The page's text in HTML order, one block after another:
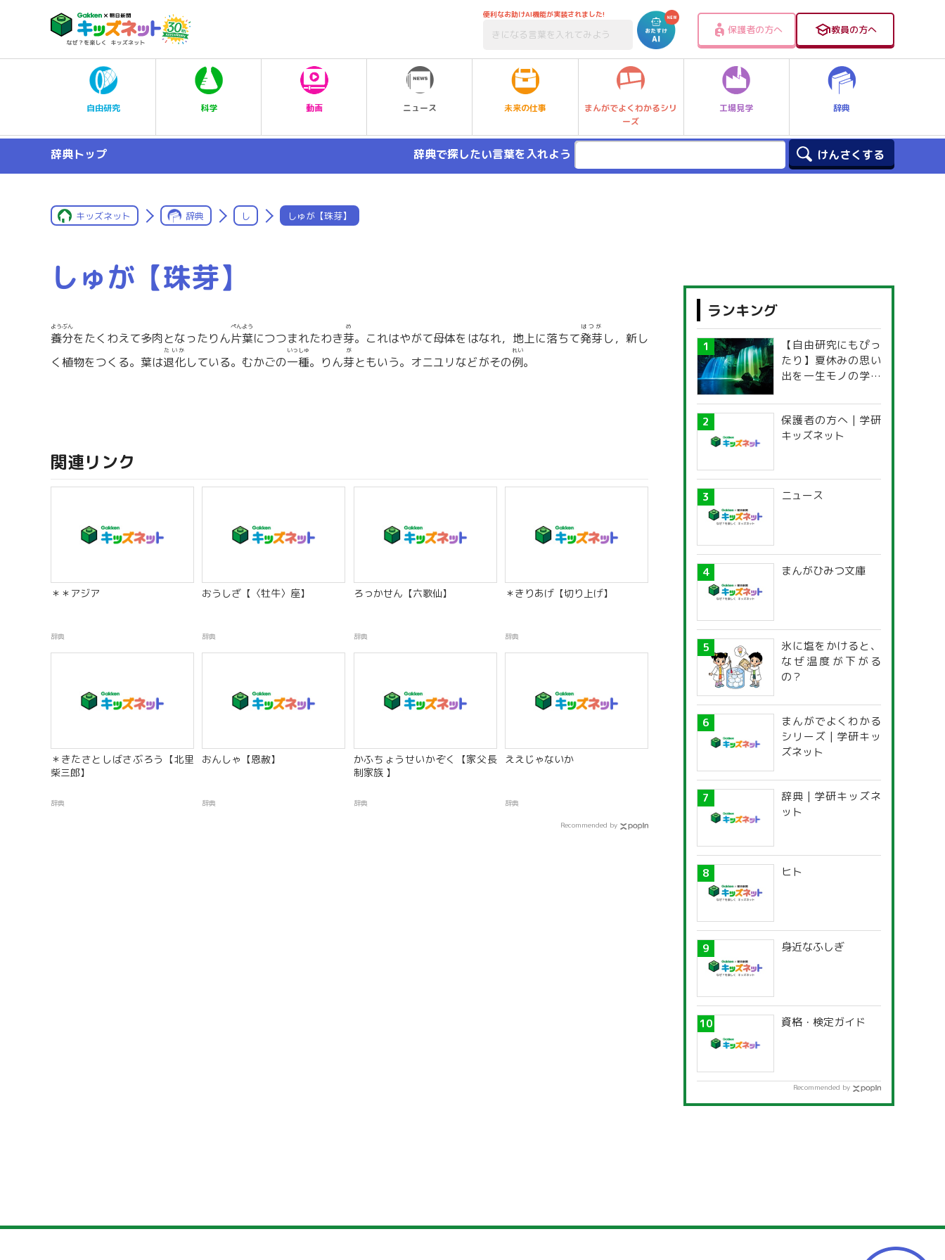
便利なお助けAI機能が実装されました!
保護者の方へ 教員の方へ
自由研究 科学 動画 ニュース 未来の仕事
まんがでよくわかるシリ
ーズ
工場見学 辞典
辞典トップ 辞典で探したい言葉を入れよう
キッズネット 辞典 し しゅが【珠芽】
しゅが【珠芽】
養分
ようぶん
をたくわえて多肉となったりん片
ぺん
葉
よう
につつまれたわき芽
め
。これはやがて母体をはなれ，地上に落ちて発芽
はつが
し，新し
く植物をつくる。葉は退化
たいか
している。むかごの一種
いっしゅ
。りん芽
が
ともいう。オニユリなどがその例
れい
。
関連リンク
＊＊アジア
辞典
おうしざ【〈牡牛〉座】
辞典
ろっかせん【六歌仙】
辞典
＊きりあげ【切り上げ】
辞典
＊きたさとしばさぶろう【北里
柴三郎】
辞典
おんしゃ【恩赦】
辞典
かふちょうせいかぞく【家父長
制家族 】
辞典
ええじゃないか
辞典
Recommended by
ランキング
【自由研究にもぴっ
たり】夏休みの思い
出を一生モノの学び
探究ガイド
保護者の方へ | 学研
キッズネット
ニュース
まんがひみつ文庫
氷に塩をかけると、
なぜ温度が下がる
の？
まんがでよくわかる
シリーズ | 学研キッ
ズネット
辞典 | 学研キッズネ
ット
ヒト
身近なふしぎ
資格・検定ガイド
Recommended by